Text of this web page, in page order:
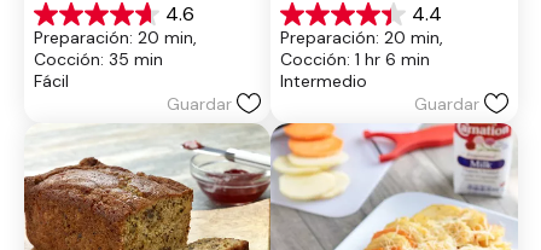
4.6
4.6
de
5
estrellas.
reseñas
Preparación: 20 min,
Cocción: 35 min
Fácil
Guardar
4.4
4.4
de
5
estrellas.
reseñas
Preparación: 20 min,
Cocción: 1 hr 6 min
Intermedio
Guardar